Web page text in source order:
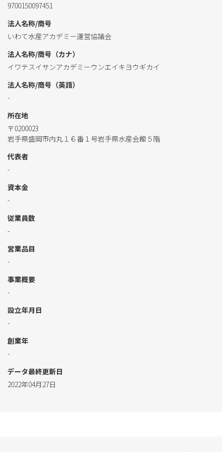
9700150097451
法人名称/商号
いわて水産アカデミー運営協議会
法人名称/商号（カナ）
イワテスイサンアカデミーウンエイキヨウギカイ
法人名称/商号（英語）
-
所在地
〒0200023
岩手県盛岡市内丸１６番１号岩手県水産会館５階
代表者
-
資本金
-
従業員数
-
営業品目
-
事業概要
-
設立年月日
-
創業年
-
データ最終更新日
2022年04月27日